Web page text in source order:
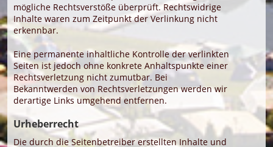
mögliche Rechtsverstöße überprüft. Rechtswidrige
Inhalte waren zum Zeitpunkt der Verlinkung nicht
erkennbar.
Eine permanente inhaltliche Kontrolle der verlinkten
Seiten ist jedoch ohne konkrete Anhaltspunkte einer
Rechtsverletzung nicht zumutbar. Bei
Bekanntwerden von Rechtsverletzungen werden wir
derartige Links umgehend entfernen.
Urheberrecht
Die durch die Seitenbetreiber erstellten Inhalte und